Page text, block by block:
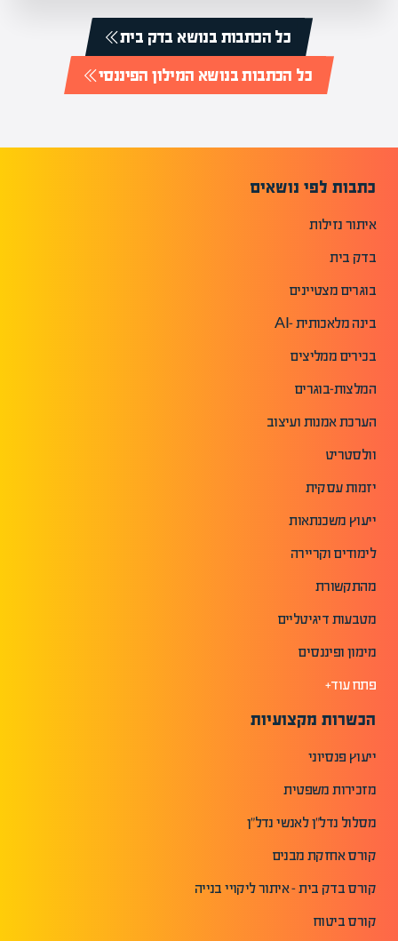
כל הכתבות בנושא בדק בית
כל הכתבות בנושא המילון הפיננסי
כתבות לפי נושאים
איתור נזילות
בדק בית
בוגרים מצטיינים
בינה מלאכותית -AI
בכירים ממליצים
המלצות-בוגרים
הערכת אמנות ועיצוב
וולסטריט
יזמות עסקית
ייעוץ משכנתאות
לימודים וקריירה
מהתקשורת
מטבעות דיגיטליים
מימון ופיננסים
פתח עוד+
הכשרות מקצועיות
ייעוץ פנסיוני
מזכירות משפטית
מסלול נדל"ן לאנשי נדל"ן
קורס אחזקת מבנים
קורס בדק בית - איתור ליקויי בנייה
קורס ביטוח